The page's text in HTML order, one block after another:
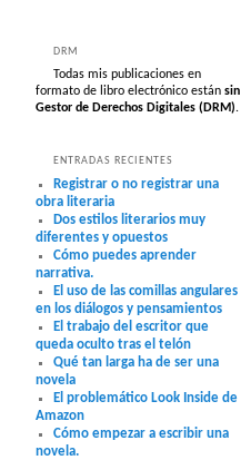
DRM
Todas mis publicaciones en
formato de libro electrónico están sin
Gestor de Derechos Digitales (DRM).
ENTRADAS RECIENTES
Registrar o no registrar una
obra literaria
Dos estilos literarios muy
diferentes y opuestos
Cómo puedes aprender
narrativa.
El uso de las comillas angulares
en los diálogos y pensamientos
El trabajo del escritor que
queda oculto tras el telón
Qué tan larga ha de ser una
novela
El problemático Look Inside de
Amazon
Cómo empezar a escribir una
novela.